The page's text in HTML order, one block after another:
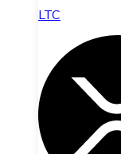
LTC